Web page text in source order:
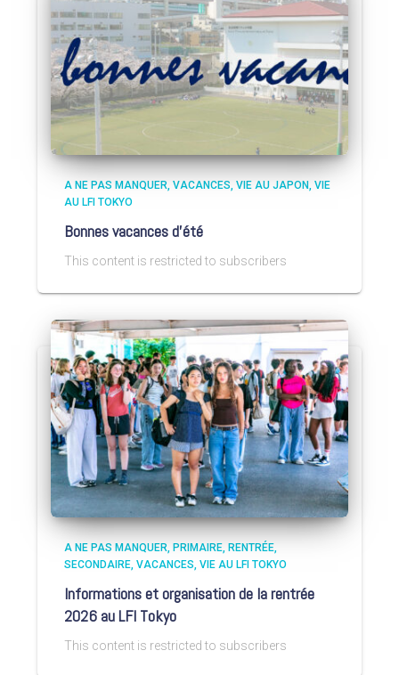
A NE PAS MANQUER VACANCES VIE AU JAPON VIE
AU LFI TOKYO
Bonnes vacances d’été
This content is restricted to subscribers
A NE PAS MANQUER PRIMAIRE RENTRÉE
SECONDAIRE VACANCES VIE AU LFI TOKYO
Informations et organisation de la rentrée
2026 au LFI Tokyo
This content is restricted to subscribers